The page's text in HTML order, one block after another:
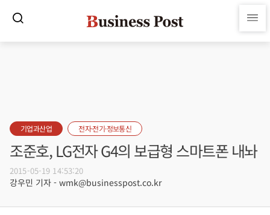
기업과산업 전자·전기·정보통신
조준호, LG전자 G4의 보급형 스마트폰 내놔
2015-05-19 14:53:20
강우민 기자 - wmk@businesspost.co.kr